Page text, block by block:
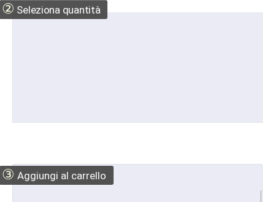
② Seleziona quantità
③ Aggiungi al carrello